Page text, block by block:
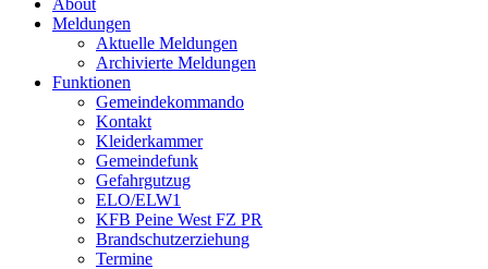
About
Meldungen
Aktuelle Meldungen
Archivierte Meldungen
Funktionen
Gemeindekommando
Kontakt
Kleiderkammer
Gemeindefunk
Gefahrgutzug
ELO/ELW1
KFB Peine West FZ PR
Brandschutzerziehung
Termine